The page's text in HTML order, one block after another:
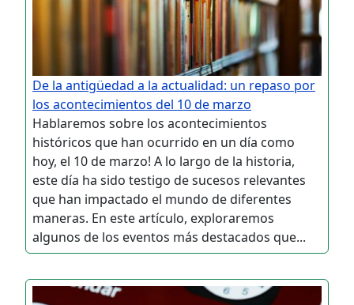
De la antigüedad a la actualidad: un repaso por
los acontecimientos del 10 de marzo
Hablaremos sobre los acontecimientos
históricos que han ocurrido en un día como
hoy, el 10 de marzo! A lo largo de la historia,
este día ha sido testigo de sucesos relevantes
que han impactado el mundo de diferentes
maneras. En este artículo, exploraremos
algunos de los eventos más destacados que...